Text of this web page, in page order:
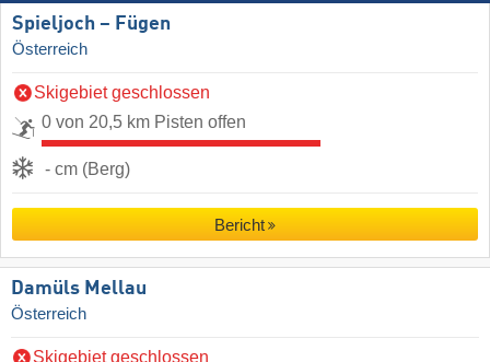
Spieljoch – Fügen
Österreich
Skigebiet geschlossen
0 von 20,5 km Pisten offen
- cm (Berg)
Bericht
Damüls Mellau
Österreich
Skigebiet geschlossen